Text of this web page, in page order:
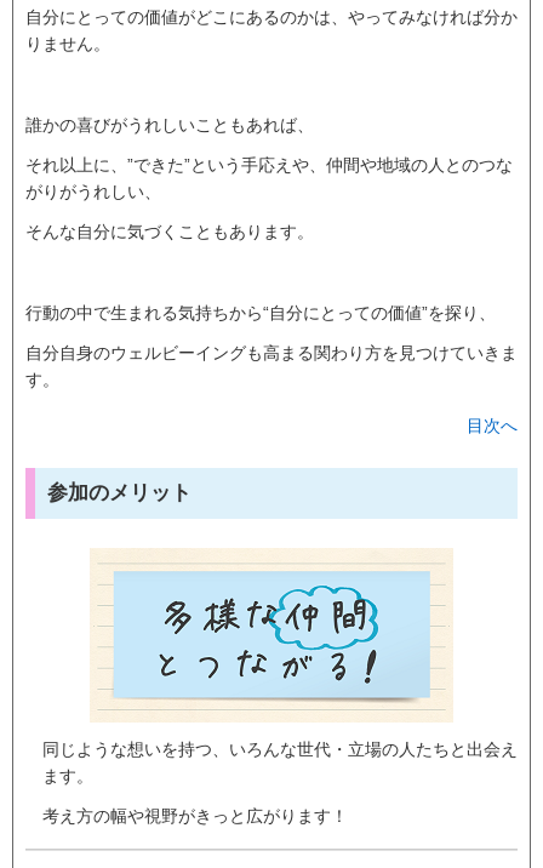
自分にとっての価値がどこにあるのかは、やってみなければ分か
りません。
誰かの喜びがうれしいこともあれば、
それ以上に、”できた”という手応えや、仲間や地域の人とのつな
がりがうれしい、
そんな自分に気づくこともあります。
行動の中で生まれる気持ちから“自分にとっての価値”を探り、
自分自身のウェルビーイングも高まる関わり方を見つけていきま
す。
目次へ
参加のメリット
同じような想いを持つ、いろんな世代・立場の人たちと出会え
ます。
考え方の幅や視野がきっと広がります！